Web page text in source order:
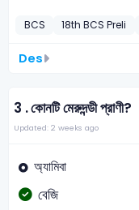
BCS 18th BCS Preli
Des
3 .কোনটি মেরুদন্ডী প্রাণী?
Updated: 2 weeks ago
অ্যামিবা
বেজি